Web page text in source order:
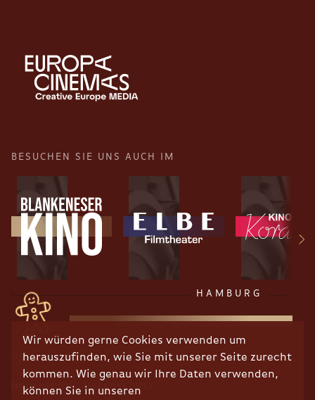
Wir würden gerne Cookies verwenden um
herauszufinden, wie Sie mit unserer Seite zurecht
kommen. Wie genau wir Ihre Daten verwenden,
können Sie in unseren
BESUCHEN SIE UNS AUCH IM
HAMBURG
RECHTLICHES
Impressum Datenschutz